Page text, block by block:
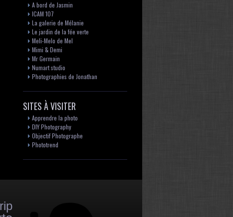
A bord de Jasmin
ICAM 107
La galerie de Mélanie
Le jardin de la fée verte
Meli-Melo de Mel
Mimi & Demi
Mr Germain
Numart studio
Photographies de Jonathan
SITES À VISITER
Apprendre la photo
DIY Photography
Objectif Photographe
Phototrend